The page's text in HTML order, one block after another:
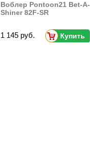
Воблер Pontoon21 Bet-A-
Shiner 82F-SR
1 145 руб. Купить